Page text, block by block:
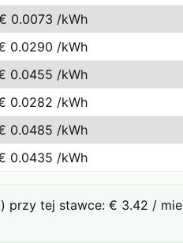
0.0073 /kWh
0.0290 /kWh
0.0455 /kWh
0.0282 /kWh
0.0485 /kWh
0.0435 /kWh
przy tej stawce: € 3.42 /